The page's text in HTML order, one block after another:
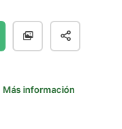
Más información